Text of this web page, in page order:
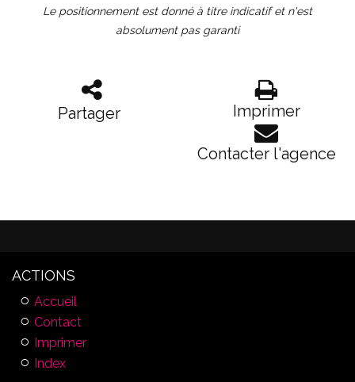
Le positionnement est donné à titre indicatif et n'est
absolument pas garanti
Partager Imprimer
Contacter l'agence
ACTIONS
Accueil
Contact
Imprimer
Index